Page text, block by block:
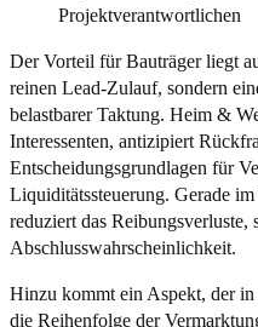
Projektverantwortlichen
Der Vorteil für Bauträger liegt
reinen Lead-Zulauf, sondern
belastbarer Taktung. Heim &
Interessenten, antizipiert
Entscheidungsgrundlagen für
Liquiditätssteuerung. Gerade im
reduziert das
Abschlusswahrscheinlichkeit.
Hinzu kommt ein Aspekt, der
die Reihenfolge der